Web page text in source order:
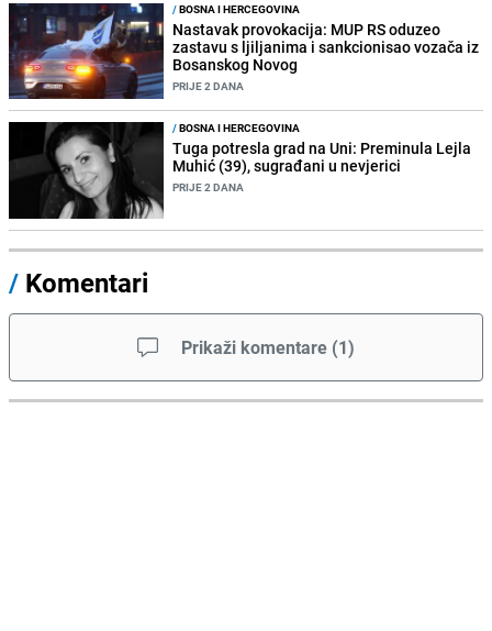
/BOSNA I HERCEGOVINA
Nastavak provokacija: MUP RS oduzeo
zastavu s ljiljanima i sankcionisao vozača iz
Bosanskog Novog
PRIJE 2 DANA
/BOSNA I HERCEGOVINA
Tuga potresla grad na Uni: Preminula Lejla
Muhić (39), sugrađani u nevjerici
PRIJE 2 DANA
/ Komentari
Prikaži komentare (1)